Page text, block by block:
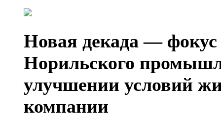
Новая декада — фокус
Норильского
улучшении условий
компании